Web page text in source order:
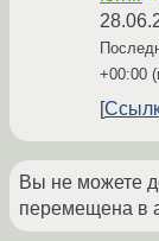
+00:00
Вы не можете
перемещена в